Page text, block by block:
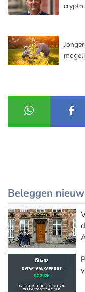
crypto
Beleggen